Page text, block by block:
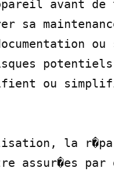
avant
sa
ou
la
assur�es par